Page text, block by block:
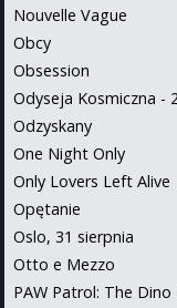
Nouvelle Vague
Obcy
Obsession
Odyseja Kosmiczna -
Odzyskany
One Night Only
Only Lovers Left Alive
Opętanie
Oslo, 31 sierpnia
Otto e Mezzo
PAW Patrol: The Dino